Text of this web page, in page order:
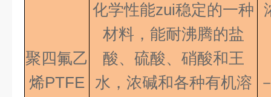
聚四氟乙
烯PTFE
化学性能zui稳定的一种
材料，能耐沸腾的盐
酸、硫酸、硝酸和王
水，浓碱和各种有机溶